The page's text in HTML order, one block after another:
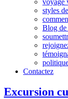
voyage
styles
Blog de
Contactez
Excursion